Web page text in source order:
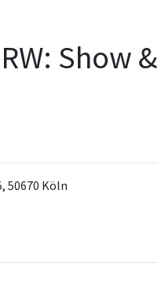
Show &
50670 Köln